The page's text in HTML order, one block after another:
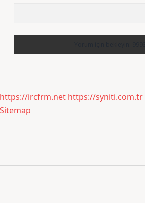
https://ircfrm.net https://syniti.com.tr
Sitemap